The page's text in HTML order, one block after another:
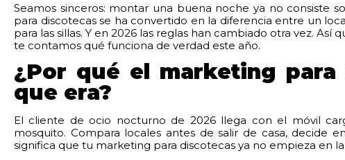
Seamos sinceros: montar una buena noche ya no consiste
para discotecas se ha convertido en la diferencia entre un
para las sillas. Y en 2026 las reglas han cambiado otra vez.
te contamos qué funciona de verdad este año.
¿Por qué el marketing
que era?
El cliente de ocio nocturno de 2026 llega con el móvil
mosquito. Compara locales antes de salir de casa, decide
significa que tu marketing para discotecas ya no empieza en